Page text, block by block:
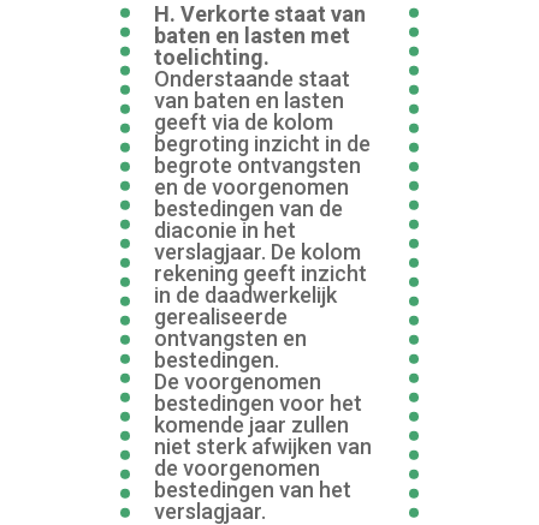
H. Verkorte staat van
baten en lasten met
toelichting.
Onderstaande staat
van baten en lasten
geeft via de kolom
begroting inzicht in de
begrote ontvangsten
en de voorgenomen
bestedingen van de
diaconie in het
verslagjaar. De kolom
rekening geeft inzicht
in de daadwerkelijk
gerealiseerde
ontvangsten en
bestedingen.
De voorgenomen
bestedingen voor het
komende jaar zullen
niet sterk afwijken van
de voorgenomen
bestedingen van het
verslagjaar.